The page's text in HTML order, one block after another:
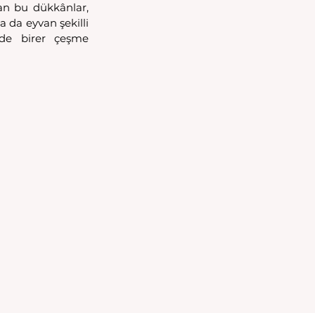
bu dükkânlar,
da eyvan şekilli
birer çeşme